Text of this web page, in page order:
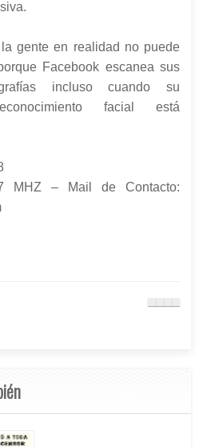
gente en realidad no puede
Facebook escanea sus
incluso cuando su
facial está
MHZ – Mail de Contacto: